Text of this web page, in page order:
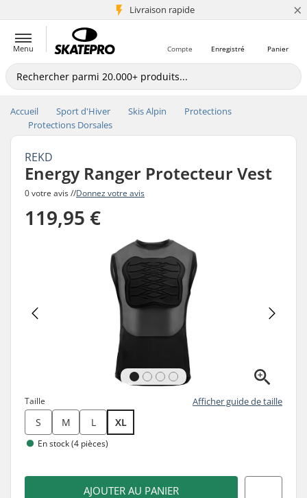
Livraison rapide
+5 mio de clients ×
Menu Panier
Enregistré
Compte
Accueil Sport d'Hiver Skis Alpin
Protections
Protections Dorsales
REKD
Energy Ranger Protecteur Vest
0 votre avis //Donnez votre avis
119,95 €
Taille Afficher guide de taille
S M L XL
En stock (4 pièces)
AJOUTER AU PANIER